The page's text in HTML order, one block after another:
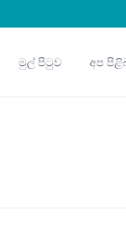
මුල් පිටුව අප